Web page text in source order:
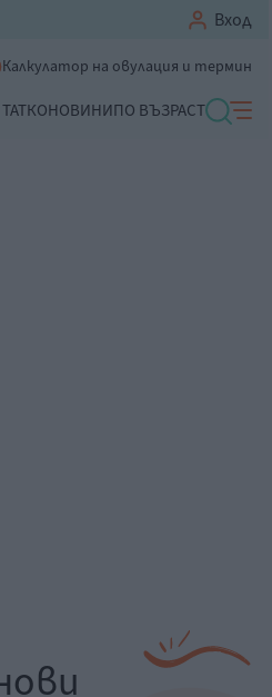
Вход
Калкулатор на овулация и термин
НОВИНИПО ВЪЗРАСТ